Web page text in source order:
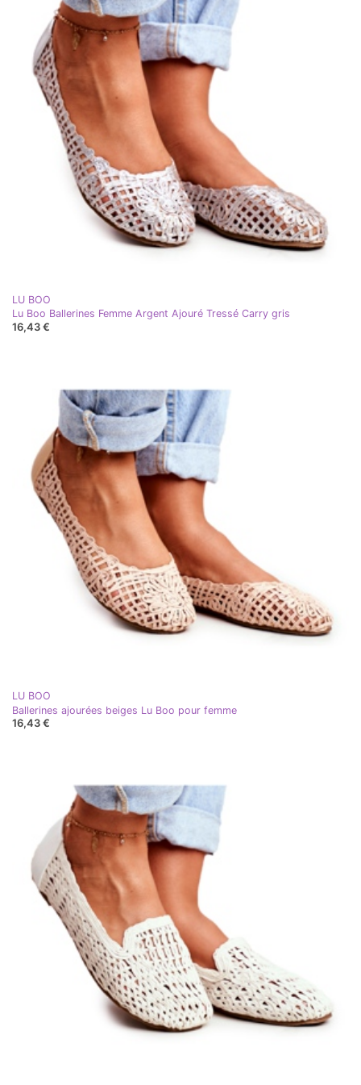
LU BOO
Lu Boo Ballerines Femme Argent Ajouré Tressé Carry gris
16,43 €
LU BOO
Ballerines ajourées beiges Lu Boo pour femme
16,43 €